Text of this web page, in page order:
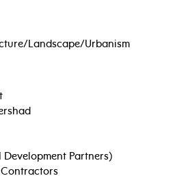
Landscape/Urbanism
Partners)